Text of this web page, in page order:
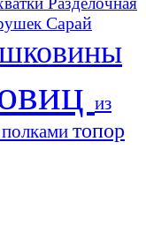
Сарай
из
полками топор